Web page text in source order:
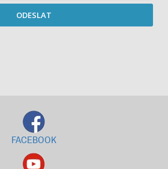
ODESLAT
FACEBOOK